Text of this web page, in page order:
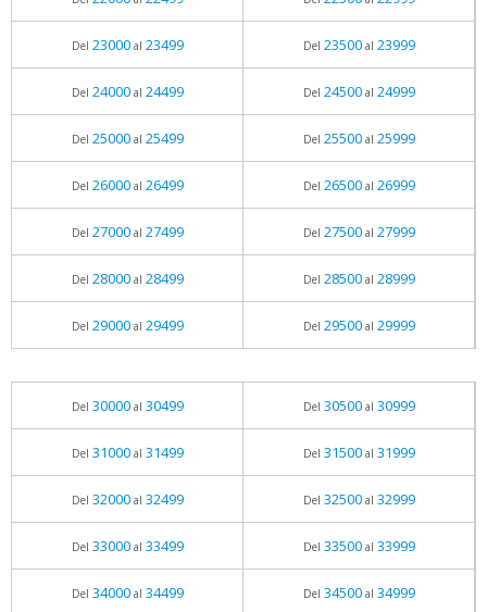
Del 23000al 23499 Del 23500al 23999
Del 24000al 24499 Del 24500al 24999
Del 25000al 25499 Del 25500al 25999
Del 26000al 26499 Del 26500al 26999
Del 27000al 27499 Del 27500al 27999
Del 28000al 28499 Del 28500al 28999
Del 29000al 29499 Del 29500al 29999
Del 30000al 30499 Del 30500al 30999
Del 31000al 31499 Del 31500al 31999
Del 32000al 32499 Del 32500al 32999
Del 33000al 33499 Del 33500al 33999
Del 34000al 34499 Del 34500al 34999